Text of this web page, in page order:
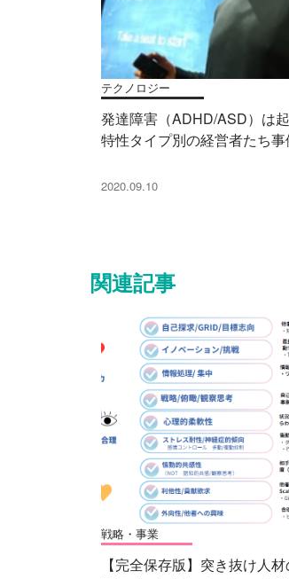
テクノロジー
発達障害（ADHD/ASD）は
特性タイプ別の経営者たち事
2020.09.10
関連記事
戦略・事業
【完全保存版】突き抜け人